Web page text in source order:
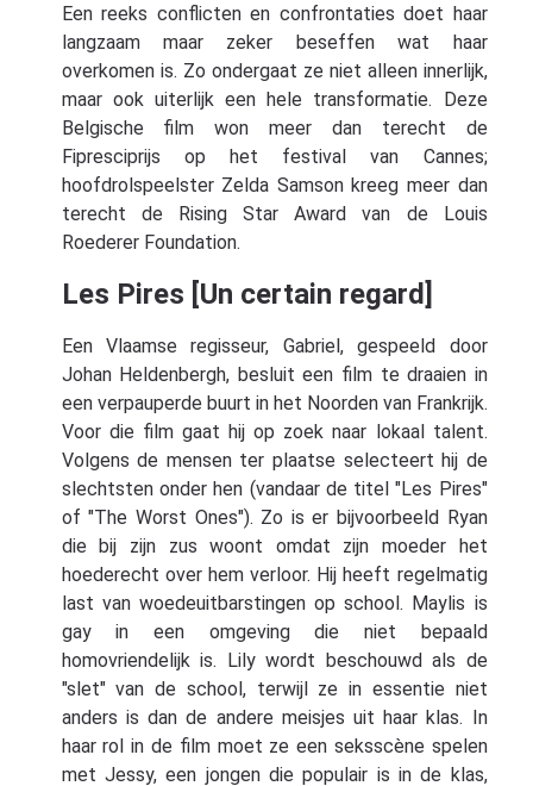
Een reeks conflicten en confrontaties doet haar
langzaam maar zeker beseffen wat haar
overkomen is. Zo ondergaat ze niet alleen innerlijk,
maar ook uiterlijk een hele transformatie. Deze
Belgische film won meer dan terecht de
Fipresciprijs op het festival van Cannes;
hoofdrolspeelster Zelda Samson kreeg meer dan
terecht de Rising Star Award van de Louis
Roederer Foundation.
Les Pires [Un certain regard]
Een Vlaamse regisseur, Gabriel, gespeeld door
Johan Heldenbergh, besluit een film te draaien in
een verpauperde buurt in het Noorden van Frankrijk.
Voor die film gaat hij op zoek naar lokaal talent.
Volgens de mensen ter plaatse selecteert hij de
slechtsten onder hen (vandaar de titel "Les Pires"
of "The Worst Ones"). Zo is er bijvoorbeeld Ryan
die bij zijn zus woont omdat zijn moeder het
hoederecht over hem verloor. Hij heeft regelmatig
last van woedeuitbarstingen op school. Maylis is
gay in een omgeving die niet bepaald
homovriendelijk is. Lily wordt beschouwd als de
"slet" van de school, terwijl ze in essentie niet
anders is dan de andere meisjes uit haar klas. In
haar rol in de film moet ze een seksscène spelen
met Jessy, een jongen die populair is in de klas,